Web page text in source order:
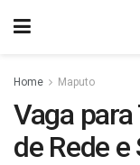
Home Maputo
Vaga
de Rede